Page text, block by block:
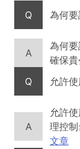
Q
為何
A
為何
確保
Q
允許
A
允許
理控
文章